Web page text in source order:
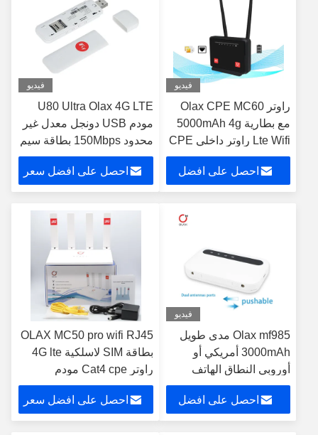
فيديو
راوتر Olax CPE MC60
مع بطارية 5000mAh 4g
Lte Wifi راوتر داخلي CPE
راوتر مودم سهل الاستخدام
احصل على افضل
فيديو
U80 Ultra Olax 4G LTE
مودم USB دونجل معدل غير
محدود 150Mbps بطاقة سيم
واي فاي هوتسبوت واي فاي
لاسلكياحصل على افضل سعر
فيديو
Olax mf985 مدى طويل
3000mAh أمريكي أو
أوروبي النطاق الهاتف
اللاسلكي wifi6 بطاقة
usim لاسلكي 4g lte wifi
راوتر خارجي سعر جيد
احصل على افضل
OLAX MC50 pro wifi RJ45
بطاقة SIM لاسلكية 4G lte
راوتر Cat4 cpe مودم
للوصول إلى المنزل راوتر
مودم 4G lte SIM cardاحصل على افضل سعر